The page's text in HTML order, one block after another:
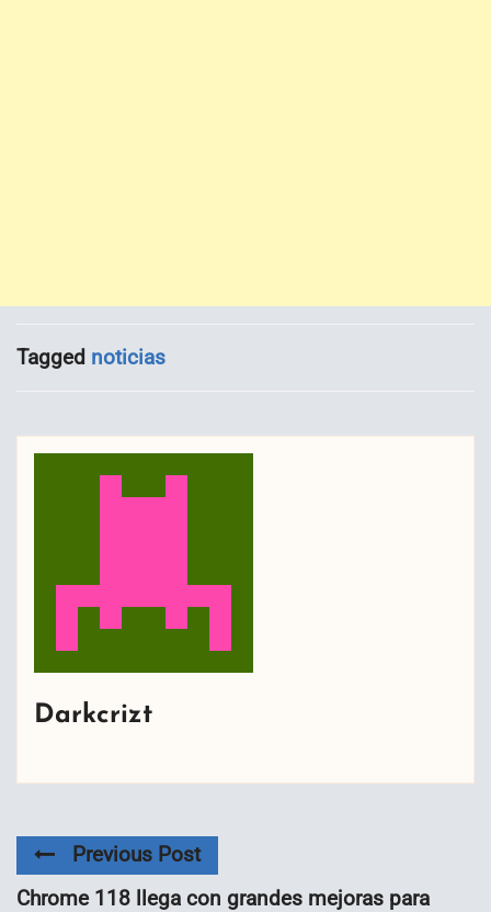
Tagged noticias
Darkcrizt
Previous Post
Chrome 118 llega con grandes mejoras para